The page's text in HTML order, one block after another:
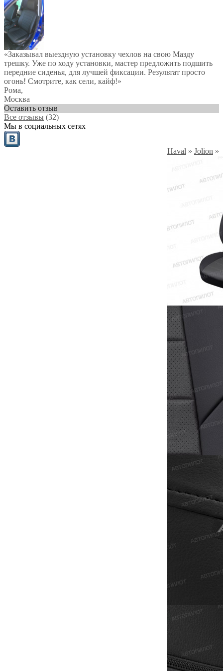
«Заказывал выездную установку чехлов на свою Мазду
трешку. Уже по ходу установки, мастер предложить подшить
передние сиденья, для лучшей фиксации. Результат просто
огонь! Смотрите, как сели, кайф!»
Рома,
Москва
Оставить отзыв
Все отзывы (32)
Мы в социальных сетях
Haval » Jolion »